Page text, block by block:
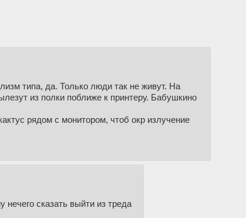
типа, да. Только люди так не живут. На
из полки поближе к принтеру. Бабушкино
рядом с монитором, чтоб окр излучение
сказать выйти из треда